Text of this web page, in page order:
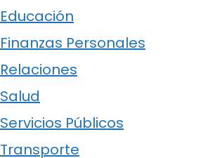
Educación
Finanzas Personales
Relaciones
Salud
Servicios Públicos
Transporte